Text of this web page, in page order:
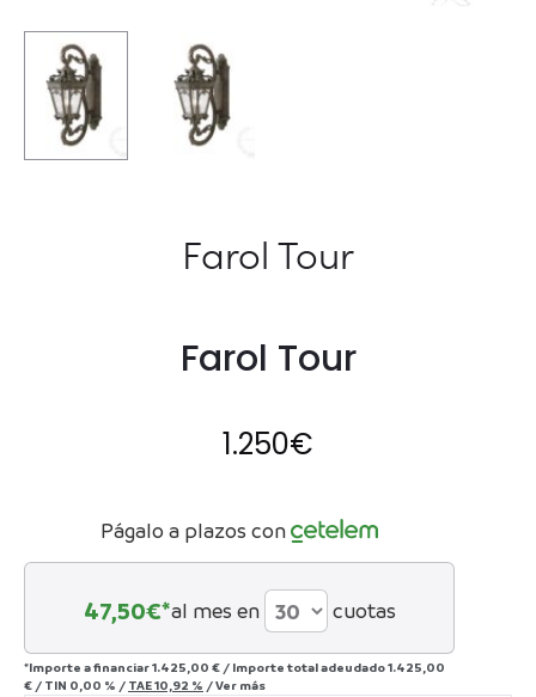
Farol Tour
Farol Tour
1.250€
Págalo a plazos con
47,50€*al mes en cuotas
*Importe a financiar1.425,00 € / Importe total adeudado1.425,00
€ / TIN 0,00 % / TAE10,92 % /Ver más